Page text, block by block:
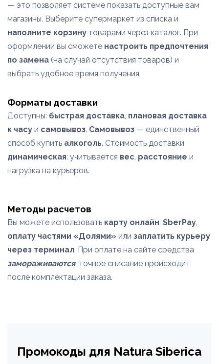
— это позволяет системе показать доступные вам
магазины. Выберите супермаркет из списка и
наполните корзину товарами через каталог. При
оформлении вы сможете настроить предпочтения
по замена (на случай отсутствия товаров) и
выбрать удобное время получения.
Форматы доставки
Доступны: быстрая доставка, плановая доставка
к часу и самовывоз. Самовывоз — единственный
способ купить алкоголь. Стоимость доставки
динамическая: учитывается вес, расстояние и
нагрузка на курьеров.
Методы расчетов
Вы можете использовать карту онлайн, SberPay,
оплату частями «Долями» или заплатить курьеру
через терминал. При оплате на сайте средства
замораживаются, точное списание происходит
после комплектации заказа.
Промокоды для Natura Siberica